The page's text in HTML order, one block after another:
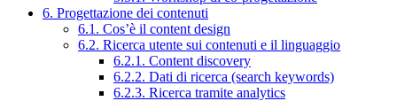
6. Progettazione dei contenuti
6.1. Cos’è il content design
6.2. Ricerca utente sui contenuti e il linguaggio
6.2.1. Content discovery
6.2.2. Dati di ricerca (search keywords)
6.2.3. Ricerca tramite analytics